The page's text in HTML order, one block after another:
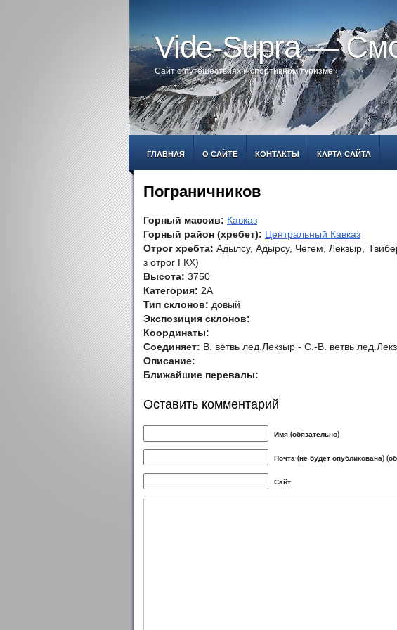
Vide-Supra —
Сайт о путешествиях и спортивном туризме
ГЛАВНАЯ О САЙТЕ КОНТАКТЫ КАРТА САЙТА
Пограничников
Горный массив: Кавказ
Горный район (хребет): Центральный Кавказ
Отрог хребта: Адылсу, Адырсу, Чегем, Лекзыр,
з отрог ГКХ)
Высота: 3750
Категория: 2А
Тип склонов: довый
Экспозиция склонов:
Координаты:
Соединяет: В. ветвь лед.Лекзыр - С.-В. ветвь
Описание:
Ближайшие перевалы:
Оставить комментарий
Имя (обязательно)
Почта (не будет опубликована)
Сайт